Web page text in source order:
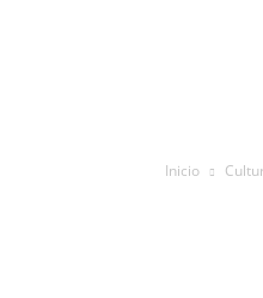
Inicio